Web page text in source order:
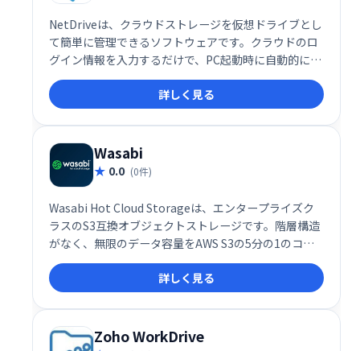
NetDriveは、クラウドストレージを仮想ドライブとし
て簡単に管理できるソフトウェアです。クラウドのロ
グイン情報を入力するだけで、PC起動時に自動的にす
べてのストレージが表示され、まるでローカルドライ
ブのように利用できます。煩わしいログイン作業から
解放され、クラウドストレージをより効率的に活用で
きます。
詳しく見る
Wasabi
0.0 (0件)
Wasabi Hot Cloud Storageは、エンタープライズク
ラスのS3互換オブジェクトストレージです。階層構造
がなく、無限のデータ容量をAWS S3の5分の1のコス
トで提供します。高速なアクセスと高い信頼性を備
え、データのバックアップ、ディザスタリカバリ、ア
ーカイブなどに最適です。ビジネスの成長を支援す
る、コストパフォーマンスに優れたクラウドストレー
ジをお探しなら、Wasabiをご検討ください。
詳しく見る
Zoho WorkDrive